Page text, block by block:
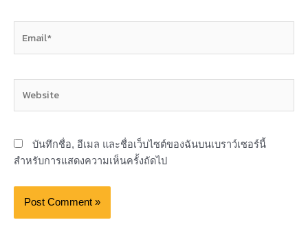
บันทึกชื่อ, อีเมล และชื่อเว็บไซต์ของฉันบนเบราว์เซอร์นี้
สำหรับการแสดงความเห็นครั้งถัดไป